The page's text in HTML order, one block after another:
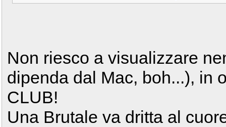
Non riesco a visualizzare
dipenda dal Mac, boh...), in
CLUB!
Una Brutale va dritta al